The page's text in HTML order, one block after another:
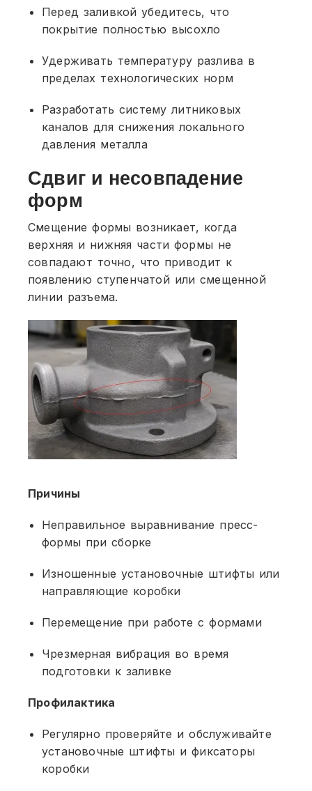
Перед заливкой убедитесь, что
покрытие полностью высохло
Удерживать температуру разлива в
пределах технологических норм
Разработать систему литниковых
каналов для снижения локального
давления металла
Сдвиг и несовпадение
форм
Смещение формы возникает, когда
верхняя и нижняя части формы не
совпадают точно, что приводит к
появлению ступенчатой или смещенной
линии разъема.
Причины
Неправильное выравнивание пресс-
формы при сборке
Изношенные установочные штифты или
направляющие коробки
Перемещение при работе с формами
Чрезмерная вибрация во время
подготовки к заливке
Профилактика
Регулярно проверяйте и обслуживайте
установочные штифты и фиксаторы
коробки